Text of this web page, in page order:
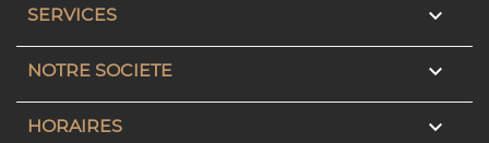
SERVICES 
NOTRE SOCIETE 
HORAIRES 